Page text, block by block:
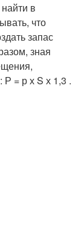
в
что
запас
зная
= р х S х 1,3 .